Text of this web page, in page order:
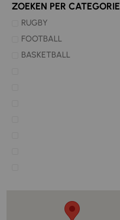
ZOEKEN PER CATEGORIE
RUGBY
FOOTBALL
BASKETBALL